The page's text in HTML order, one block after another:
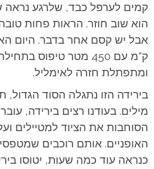
קמים לערפל כבד, שלרגע נראה
הוא שוב חוזר. הראות פחות
ק"מ עם 450 מטר טיפוס
ומתפתלת חזרה לאימליל.
בירידה הזו נתגלה הסוד הגדול,
מילים. בעודנו רצים בירידה,
הסוחבות את הציוד למטיילים
האופניים. אותם רוכבים
כנראה עוד כמה שעות, יטוסו